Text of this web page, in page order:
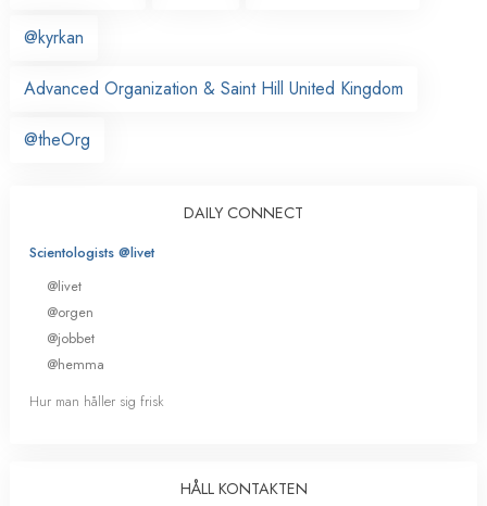
@kyrkan
Advanced Organization & Saint Hill United Kingdom
@theOrg
DAILY CONNECT
Scientologists @livet
@livet
@orgen
@jobbet
@hemma
Hur man håller sig frisk
HÅLL KONTAKTEN